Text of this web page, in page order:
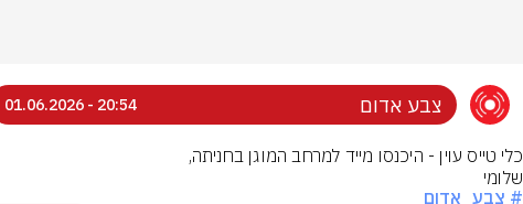
צבע אדום 20:54 - 01.06.2026
שלומי
# צבע_אדום